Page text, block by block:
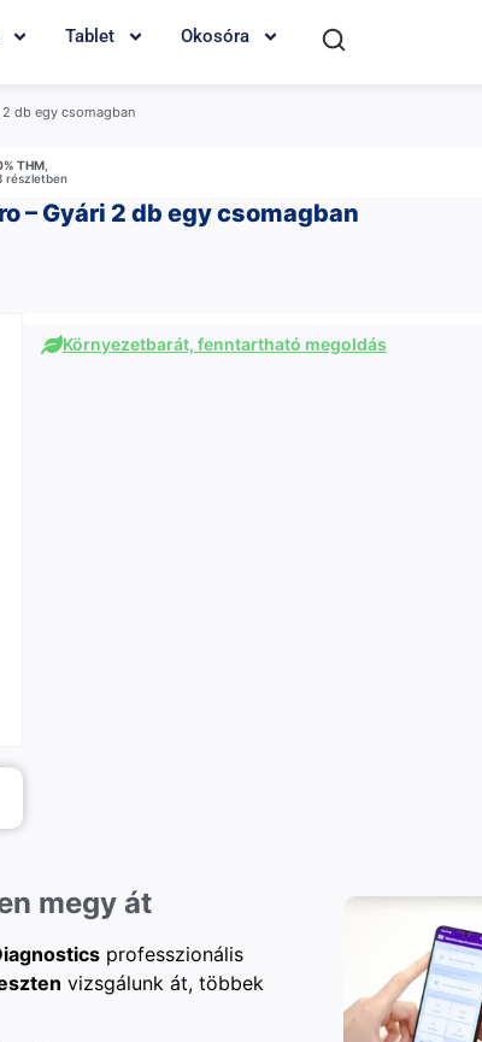
Tablet Okosóra
db egy csomagban
THM
részletben
– Gyári 2 db egy csomagban
Környezetbarát, fenntartható megoldás
megy át
professzionális
vizsgálunk át, többek